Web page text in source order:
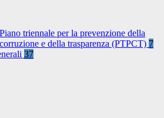
Piano triennale per la prevenzione della
corruzione e della trasparenza (PTPCT) 7
37